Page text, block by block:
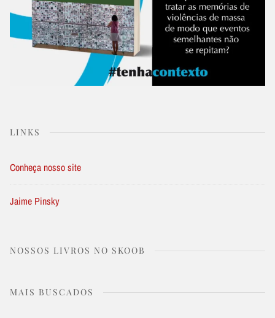
LINKS
Conheça nosso site
Jaime Pinsky
NOSSOS LIVROS NO SKOOB
MAIS BUSCADOS